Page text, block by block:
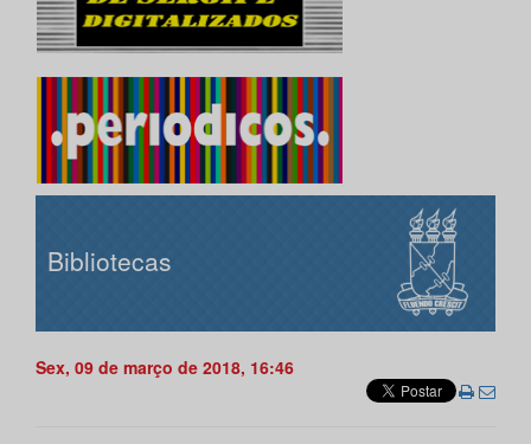
Bibliotecas
Sex, 09 de março de 2018, 16:46